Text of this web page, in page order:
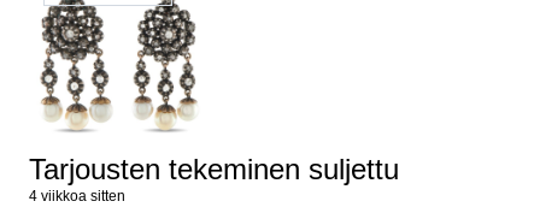
Tarjousten tekeminen suljettu
4 viikkoa sitten